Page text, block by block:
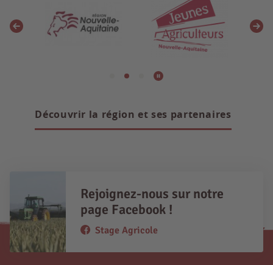
Découvrir la région et ses partenaires
Rejoignez-nous sur notre
page Facebook !
Stage Agricole